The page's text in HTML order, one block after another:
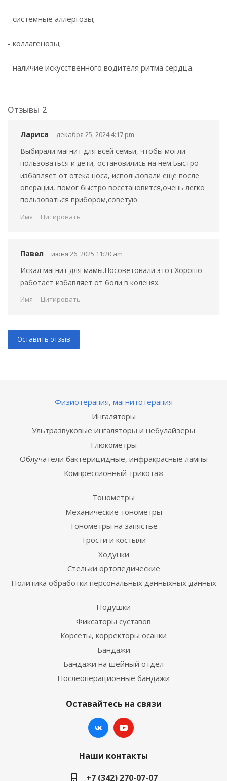
- системные аллергозы;
- коллагенозы;
- наличие искусственного водителя ритма сердца.
Отзывы 2
Лариса декабря 25, 2024 4:17 pm
Выбирали магнит для всей семьи, чтобы могли
пользоваться и дети, остановились на нем.Быстро
избавляет от отека носа, использовали еще после
операции, помог быстро восстановится,очень легко
пользоваться прибором,советую.
Имя Цитировать
Павел июня 26, 2025 11:20 am
Искал магнит для мамы.Посоветовали этот.Хорошо
работает избавляет от боли в коленях.
Имя Цитировать
Оставить отзыв
Физиотерапия, магнитотерапия
Ингаляторы
Ультразвуковые ингаляторы и небулайзеры
Глюкометры
Облучатели бактерицидные, инфракрасные лампы
Компрессионный трикотаж
Тонометры
Механические тонометры
Тонометры на запястье
Трости и костыли
Ходунки
Стельки ортопедические
Политика обработки персональных данныхных данных
Подушки
Фиксаторы суставов
Корсеты, корректоры осанки
Бандажи
Бандажи на шейный отдел
Послеоперационные бандажи
Оставайтесь на связи
Наши контакты
+7 (342) 270-07-07